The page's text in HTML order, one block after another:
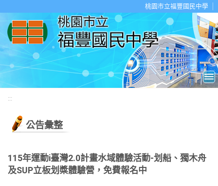
桃園市立福豐國民中學
:::
公告彙整
115年運動i臺灣2.0計畫水域體驗活動-划船、獨木舟
及SUP立板划槳體驗營，免費報名中